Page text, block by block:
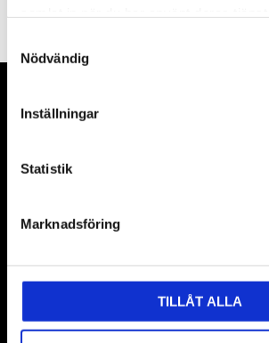
Nödvändig
Inställningar
Statistik
Marknadsföring
TILLÅT ALLA
& däckmaskiner och Master luftmaskiner.
kunden.